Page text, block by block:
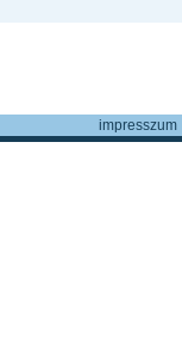
impresszum